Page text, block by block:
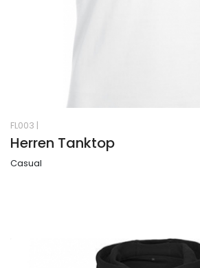
FL003 |
Herren Tanktop
Casual